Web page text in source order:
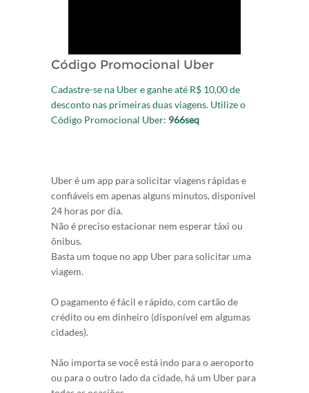
Código Promocional Uber
Cadastre-se na Uber e ganhe até R$ 10,00 de
desconto nas primeiras duas viagens. Utilize o
Código Promocional Uber: 966seq
Uber é um app para solicitar viagens rápidas e
confiáveis em apenas alguns minutos, disponível
24 horas por dia.
Não é preciso estacionar nem esperar táxi ou
ônibus.
Basta um toque no app Uber para solicitar uma
viagem.
O pagamento é fácil e rápido, com cartão de
crédito ou em dinheiro (disponível em algumas
cidades).
Não importa se você está indo para o aeroporto
ou para o outro lado da cidade, há um Uber para